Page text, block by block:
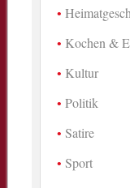
Kochen &
Kultur
Politik
Satire
Sport